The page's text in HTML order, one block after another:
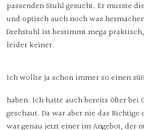
passenden Stuhl gesucht. Er musste
und optisch auch noch was
Drehstuhl ist bestimmt mega
leider keiner.
Ich wollte ja schon immer so einen
haben. Ich hatte auch bereits öfter bei
geschaut. Da war aber nie das
war genau jetzt einer im Angebot, der